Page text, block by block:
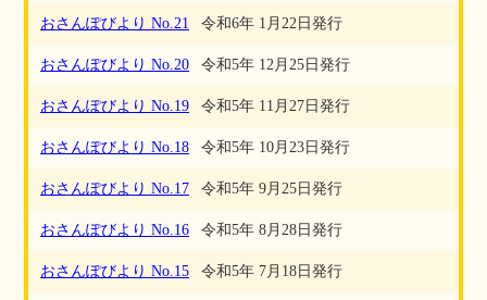
おさんぽびより No.21 令和6年 1月22日発行
おさんぽびより No.20 令和5年 12月25日発行
おさんぽびより No.19 令和5年 11月27日発行
おさんぽびより No.18 令和5年 10月23日発行
おさんぽびより No.17 令和5年 9月25日発行
おさんぽびより No.16 令和5年 8月28日発行
おさんぽびより No.15 令和5年 7月18日発行